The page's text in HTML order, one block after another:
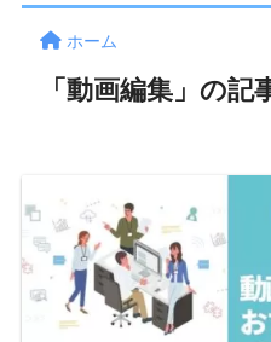
ホーム
「動画編集」の記